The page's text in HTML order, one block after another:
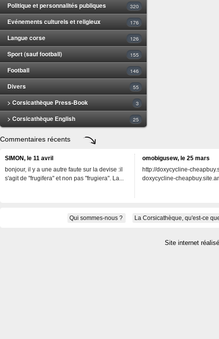
Politique et personnalités publiques 320
Evénements culturels et religieux 176
Langue corse 126
Sport (sauf football) 155
Football 146
Divers 55
> Corsicathèque Press-Book 3
> Corsicathèque English 25
Commentaires récents
SIMON, le 11 avril
bonjour, il y a une autre faute sur la devise :il
s'agit de "frugifera" et non pas "frugiera". La...
omobigusew, le 25 mars
http://doxycycline-
doxycycline-
Qui sommes-nous ? La Corsicathèque, qu'est-ce
Site internet